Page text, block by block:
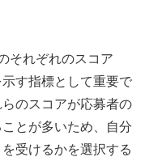
それぞれのスコア
す指標として重要で
のスコアが応募者の
とが多いため、自分
受けるかを選択する